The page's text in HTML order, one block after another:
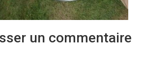
un commentaire